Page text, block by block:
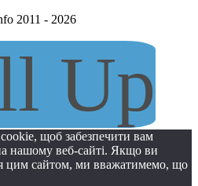
2011 - 2026
Up
щоб забезпечити вам
нашому веб-сайті. Якщо ви
цим сайтом, ми вважатимемо, що